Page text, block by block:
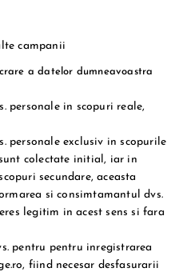
campanii
a datelor dumneavoastra
personale in scopuri reale,
personale exclusiv in scopurile
colectate initial, iar in
secundare, aceasta
si consimtamantul dvs.
legitim in acest sens si fara
pentru pentru inregistrarea
fiind necesar desfasurarii